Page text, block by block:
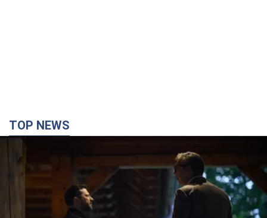
Зеленський вперше прибув до Сербії:
планується зустріч із Вучичем і не лише. Відео
Це перший візит глави держави до Бєлграда
65,9 т.
"Верніть Федорова": у містах України 23-й день